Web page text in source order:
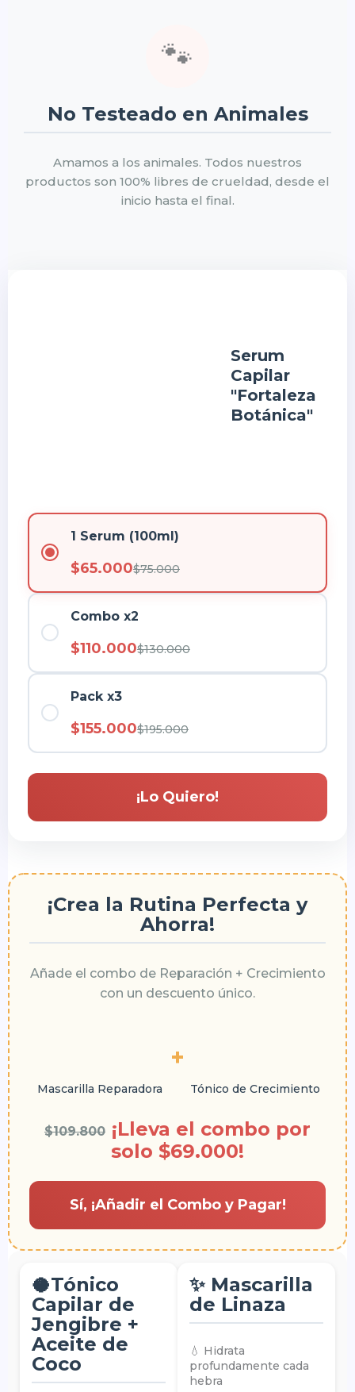
🐾
No Testeado en Animales
Amamos a los animales. Todos nuestros
productos son 100% libres de crueldad, desde el
inicio hasta el final.
Serum
Capilar
"Fortaleza
Botánica"
1 Serum (100ml)
$65.000$75.000
Combo x2
$110.000$130.000
Pack x3
$155.000$195.000
¡Lo Quiero!
¡Crea la Rutina Perfecta y
Ahorra!
Añade el combo de Reparación + Crecimiento
con un descuento único.
Mascarilla Reparadora
+
Tónico de Crecimiento
$109.800 ¡Lleva el combo por
solo $69.000!
Sí, ¡Añadir el Combo y Pagar!
🥥Tónico
Capilar de
Jengibre +
Aceite de
Coco
✨ Mascarilla
de Linaza
💧 Hidrata
profundamente cada
hebra